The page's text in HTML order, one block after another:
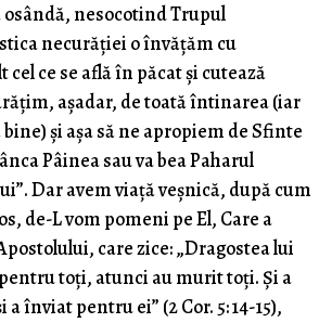
osândă, nesocotind Trupul
necurăţiei o învăţăm cu
ce se află în păcat şi cutează
aşadar, de toată întinarea (iar
şi aşa să ne apropiem de Sfinte
Pâinea sau va bea Paharul
Dar avem viaţă veşnică, după cum
de-L vom pomeni pe El, Care a
care zice: „Dragostea lui
toţi, atunci au murit toţi. Şi a
înviat pentru ei” (2 Cor. 5: 14-15),